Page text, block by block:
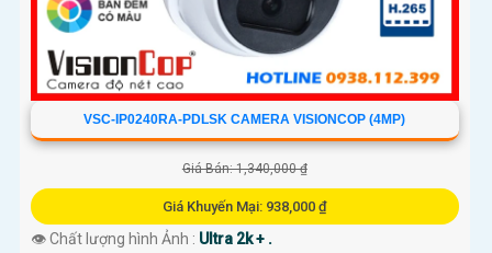
VSC-IP0240RA-PDLSK CAMERA VISIONCOP (4MP)
Giá Bán: 1,340,000 ₫
Giá Khuyến Mại: 938,000 ₫
👁 Chất lượng hình Ảnh : Ultra 2k + .